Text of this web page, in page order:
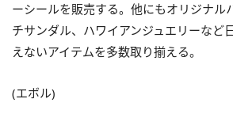
ーシールを販売する。他にもオリジナル
チサンダル、ハワイアンジュエリーなど
えないアイテムを多数取り揃える。
(エボル)